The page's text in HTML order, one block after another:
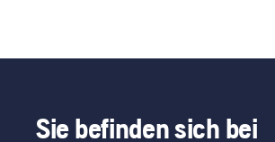
Sie befinden sich bei